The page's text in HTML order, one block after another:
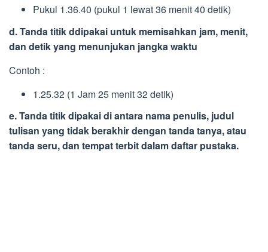
Pukul 1.36.40 (pukul 1 lewat 36 menit 40 detik)
d. Tanda titik ddipakai untuk memisahkan jam, menit,
dan detik yang menunjukan jangka waktu
Contoh :
1.25.32 (1 Jam 25 menit 32 detik)
e. Tanda titik dipakai di antara nama penulis, judul
tulisan yang tidak berakhir dengan tanda tanya, atau
tanda seru, dan tempat terbit dalam daftar pustaka.